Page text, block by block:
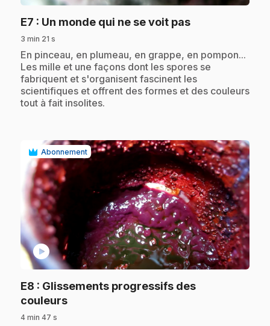
E7 : Un monde qui ne se voit pas.
3 min 21 s
.En pinceau, en plumeau, en grappe, en pompon...
Les mille et une façons dont les spores se
fabriquent et s'organisent fascinent les
scientifiques et offrent des formes et des couleurs
tout à fait insolites.
Abonnement
play_circle
E8 : Glissements progressifs des
couleurs.
4 min 47 s